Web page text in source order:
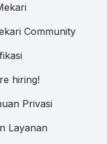
Community
hiring!
Privasi
Layanan